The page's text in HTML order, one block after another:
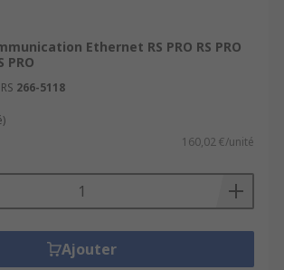
Ethernet RS PRO RS PRO
PRO
266-5118
160,02 €/unité
Ajouter